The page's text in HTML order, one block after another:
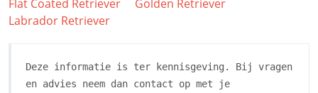
Flat Coated Retriever
Golden Retriever
Labrador Retriever
Deze informatie is ter kennisgeving. Bij vragen
en advies neem dan contact op met je